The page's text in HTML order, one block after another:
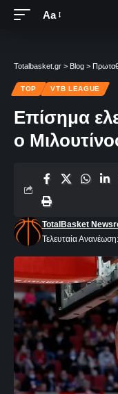
Aa
Totalbasket.gr > Blog >
TOP VTB LEAGUE
Επίσημα
ο
Τελευταία
TotalBasket